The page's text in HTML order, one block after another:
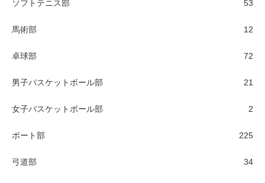
ソフトテニス部 53
馬術部 12
卓球部 72
男子バスケットボール部 21
女子バスケットボール部 2
ボート部 225
弓道部 34